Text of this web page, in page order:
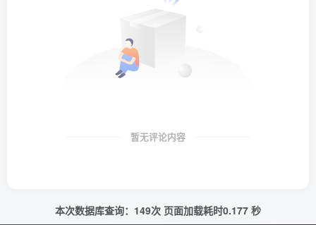
暂无评论内容
本次数据库查询：149次 页面加载耗时0.177 秒